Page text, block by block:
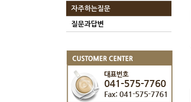
자주하는질문
질문과답변